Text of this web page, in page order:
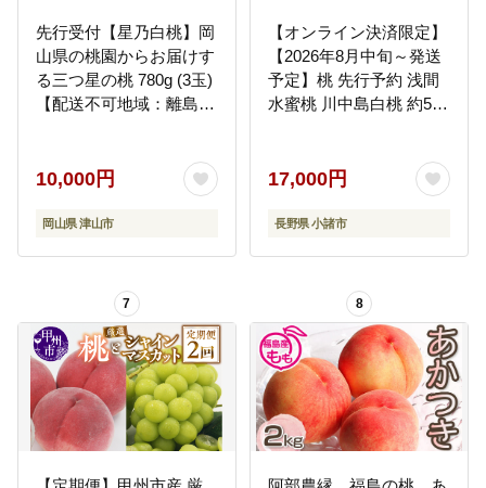
先行受付【星乃白桃】岡
山県の桃園からお届けす
る三つ星の桃 780g (3玉)
【配送不可地域：離島・
10,000円
岡山県 津山市
【オンライン決済限定】
【2026年8月中旬～発送
予定】桃 先行予約 浅間
水蜜桃 川中島白桃 約5kg
蔵
17,000円
長野県 小諸市
7 8